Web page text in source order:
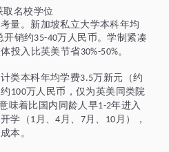
取名校学位
量。新加坡私立大学本科年均
开销约35-40万人民币。学制紧凑
投入比英美节省30%-50%。
类本科年均学费3.5万新元（约
100万人民币，仅为英美同类院
味着比国内同龄人早1-2年进入
学（ 1 月、4 月、 7 月、 10 月），
本。